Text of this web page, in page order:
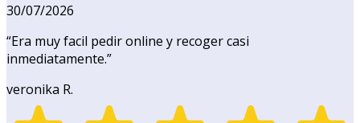
30/07/2026
“Era muy facil pedir online y recoger casi
inmediatamente.”
veronika R.